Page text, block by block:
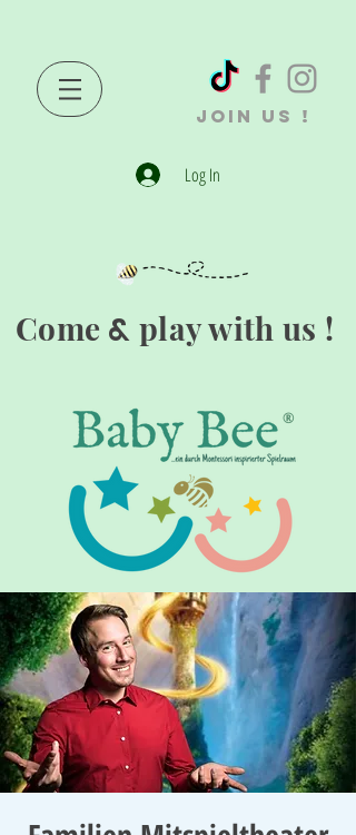
JOIN US !
Log In
Come & play with us !
®